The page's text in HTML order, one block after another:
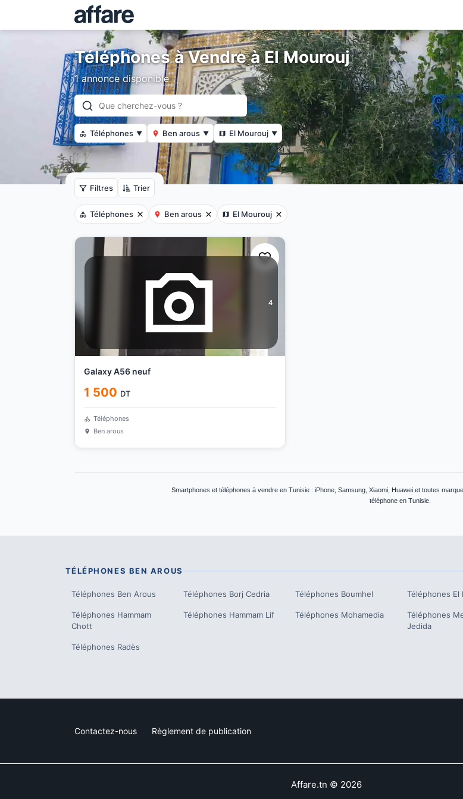
Téléphones à Vendre à El Mourouj
1 annonce disponible
Téléphones ▼ Ben arous ▼ El Mourouj ▼
Filtres Trier
Téléphones Ben arous El Mourouj
4
Galaxy A56 neuf
1 500 DT
Téléphones
Ben arous
Smartphones et téléphones à vendre en Tunisie : iPhone, Samsung, Xiaomi, Huawei et toutes
téléphone en Tunisie.
TÉLÉPHONES BEN AROUS
Téléphones Ben Arous Téléphones Borj Cedria Téléphones Boumhel Téléphones El
Téléphones Hammam
Chott
Téléphones Hammam Lif Téléphones Mohamedia Téléphones
Jedida
Téléphones Radès
Contactez-nous Règlement de publication
Affare.tn © 2026